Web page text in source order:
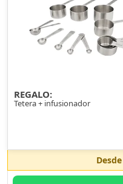
REGALO:
Tetera + infusionador
Desde